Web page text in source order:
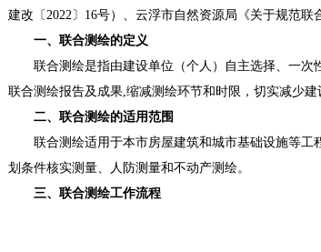
建改〔2022〕16号）、云浮市自然资源局《关于规范联
一、联合测绘的定义
联合测绘是指由建设单位（个人）自主选择、一次
联合测绘报告及成果,缩减测绘环节和时限，切实减少
二、联合测绘的适用范围
联合测绘适用于本市房屋建筑和城市基础设施等工
划条件核实测量、人防测量和不动产测绘。
三、联合测绘工作流程